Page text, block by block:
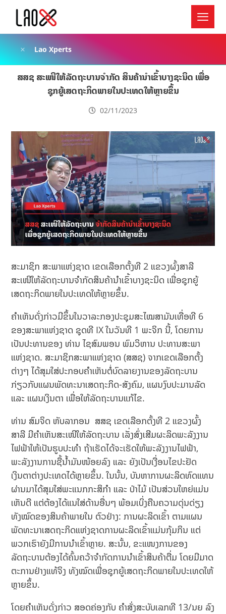
Lao Xperts
ສສຊ ສະເໜີໃຫ້ລັດຖະບານຈຳກັດ ສິນຄ້ານຳເຂົ້າບາງຊະນິດ ເພື່ອ
ຊຸກຍູ້ເສດຖະກິດພາຍໃນປະເທດໃຫ້ຫຼາຍຂຶ້ນ
02/11/2023
ສະມາຊິກ ສະພາແຫ່ງຊາດ ເຂດເລືອກຕັ້ງທີ 2 ແຂວງຜົ້ງສາລີ
ສະເໜີໃຫ້ລັດຖະບານຈຳກັດສິນຄ້ານຳເຂົ້າບາງຊະນິດ ເພື່ອຊຸກຍູ້
ເສດຖະກິດພາຍໃນປະເທດໃຫ້ຫຼາຍຂຶ້ນ.
ຄຳເຫັນດັ່ງກ່າວມີຂຶ້ນໃນວາລະກອງປະຊຸມສະໄໝສາມັນເທື່ອທີ 6
ຂອງສະພາແຫ່ງຊາດ ຊຸດທີ IX ໃນວັນທີ 1 ພະຈິກ ນີ້, ໂດຍການ
ເປັນປະທານຂອງ ທ່ານ ໄຊສົມພອນ ພົມວິຫານ ປະທານສະພາ
ແຫ່ງຊາດ. ສະມາຊິກສະພາແຫ່ງຊາດ (ສສຊ) ຈາກເຂດເລືອກຕັ້ງ
ຕ່າງໆ ໄດ້ສຸມໃສ່ປະກອບຄຳເຫັນຕໍ່ບົດລາຍງານຂອງລັດຖະບານ
ກ່ຽວກັບແຜນພັດທະນາເສດຖະກິດ-ສັງຄົມ, ແຜນງົບປະມານລັດ
ແລະ ແຜນເງິນຕາ ເພື່ອໃຫ້ລັດຖະບານແກ້ໄຂ.
ທ່ານ ສົມຈິດ ຫັບລາກອນ ສສຊ ເຂດເລືອກຕັ້ງທີ 2 ແຂວງຜົ້ງ
ສາລີ ມີຄຳເຫັນສະເໜີໃຫ້ລັດຖະບານ ເລັ່ງສົ່ງເສີມຜະລິດພະລັງງານ
ໄຟຟ້າໃຫ້ເປັນຮູບປະທຳ ຖ້າເຮັດໄດ້ຈະເຮັດໃຫ້ພະລັງງານໄຟຟ້າ,
ພະລັງງານການຊື້ນໍ້າມັນໜ້ອຍລົງ ແລະ ຍັງເປັນເງື່ອນໄຂປະຢັດ
ເງິນຕາຕ່າງປະເທດໄດ້ຫຼາຍຂຶ້ນ. ໃນນັ້ນ, ບັນຫາການຜະລິດທົດແທນ
ຜ່ານມາໄດ້ສຸມໃສ່ພະແນກກະສິກຳ ແລະ ປ່າໄມ້ ເປັນສ່ວນໃຫຍ່ແມ່ນ
ເຫັນດີ ແຕ່ຕ້ອງໄດ້ແນໃສ່ດ້ານອື່ນໆ ພ້ອມເບິ່ງຄືນຄວາມດຸ່ນດ່ຽງ
ທັງໝົດຂອງສິນຄ້າພາຍໃນ ຕົວຢ່າງ: ການຜະລິດເຂົ້າ ຕາມແຜນ
ພັດທະນາເສດຖະກິດແຫ່ງຊາດການຜະລິດເຂົ້າແມ່ນກຸ້ມກິນ ແຕ່
ພວກເຮົາຍັງມີການນຳເຂົ້າຫຼາຍ. ສະນັ້ນ, ຂະແໜງການຂອງ
ລັດຖະບານຕ້ອງໄດ້ຄົ້ນຄວ້າຈຳກັດການນຳເຂົ້າສິນຄ້າຕື່ມ ໂດຍມີມາດ
ຕະການຢ່າງແທ້ຈິງ ທັງໝົດເພື່ອຊຸກຍູ້ເສດຖະກິດພາຍໃນປະເທດໃຫ້
ຫຼາຍຂຶ້ນ.
ໂດຍຄຳເຫັນດັ່ງກ່າວ ສອດຄ່ອງກັບ ຄຳສັ່ງສະບັບເລກທີ 13/ນຍ ລົງ